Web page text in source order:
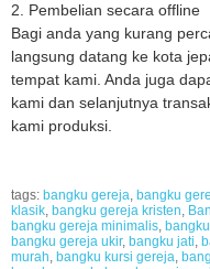
2. Pembelian secara offline
Bagi anda yang kurang
langsung datang ke kota
tempat kami. Anda juga
kami dan selanjutnya
kami produksi.
tags: bangku gereja, bangku
klasik, bangku gereja kristen,
bangku gereja minimalis,
bangku gereja ukir, bangku jati,
murah, bangku kursi gereja,